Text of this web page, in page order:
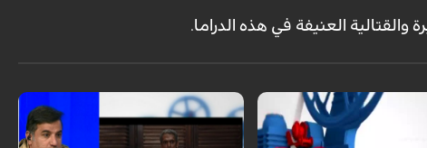
العنيفة في هذه الدراما.